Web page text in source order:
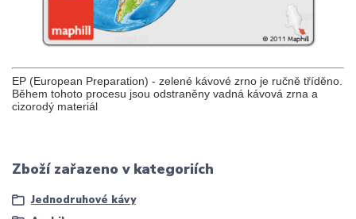
EP (European Preparation) - zelené kávové zrno je ručně tříděno.
Během tohoto procesu jsou odstraněny vadná kávová zrna a
cizorodý materiál
Zboží zařazeno v kategoriích
Jednodruhové kávy